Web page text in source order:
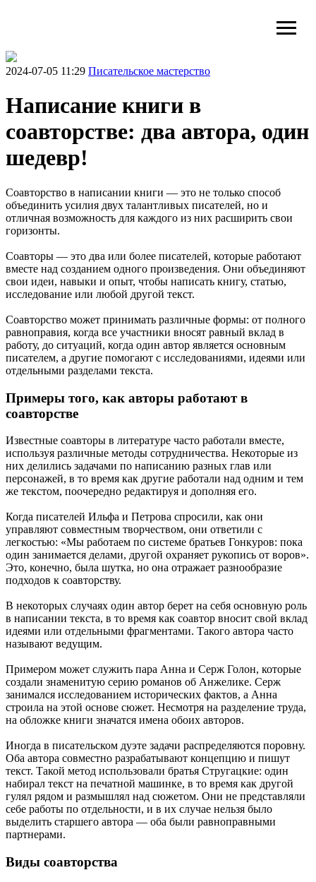
2024-07-05 11:29 Писательское мастерство
Написание книги в
соавторстве: два автора, один
шедевр!
Соавторство в написании книги — это не только способ
объединить усилия двух талантливых писателей, но и
отличная возможность для каждого из них расширить свои
горизонты.
Соавторы — это два или более писателей, которые работают
вместе над созданием одного произведения. Они объединяют
свои идеи, навыки и опыт, чтобы написать книгу, статью,
исследование или любой другой текст.
Соавторство может принимать различные формы: от полного
равноправия, когда все участники вносят равный вклад в
работу, до ситуаций, когда один автор является основным
писателем, а другие помогают с исследованиями, идеями или
отдельными разделами текста.
Примеры того, как авторы работают в
соавторстве
Известные соавторы в литературе часто работали вместе,
используя различные методы сотрудничества. Некоторые из
них делились задачами по написанию разных глав или
персонажей, в то время как другие работали над одним и тем
же текстом, поочередно редактируя и дополняя его.
Когда писателей Ильфа и Петрова спросили, как они
управляют совместным творчеством, они ответили с
легкостью: «Мы работаем по системе братьев Гонкуров: пока
один занимается делами, другой охраняет рукопись от воров».
Это, конечно, была шутка, но она отражает разнообразие
подходов к соавторству.
В некоторых случаях один автор берет на себя основную роль
в написании текста, в то время как соавтор вносит свой вклад
идеями или отдельными фрагментами. Такого автора часто
называют ведущим.
Примером может служить пара Анна и Серж Голон, которые
создали знаменитую серию романов об Анжелике. Серж
занимался исследованием исторических фактов, а Анна
строила на этой основе сюжет. Несмотря на разделение труда,
на обложке книги значатся имена обоих авторов.
Иногда в писательском дуэте задачи распределяются поровну.
Оба автора совместно разрабатывают концепцию и пишут
текст. Такой метод использовали братья Стругацкие: один
набирал текст на печатной машинке, в то время как другой
гулял рядом и размышлял над сюжетом. Они не представляли
себе работы по отдельности, и в их случае нельзя было
выделить старшего автора — оба были равноправными
партнерами.
Виды соавторства